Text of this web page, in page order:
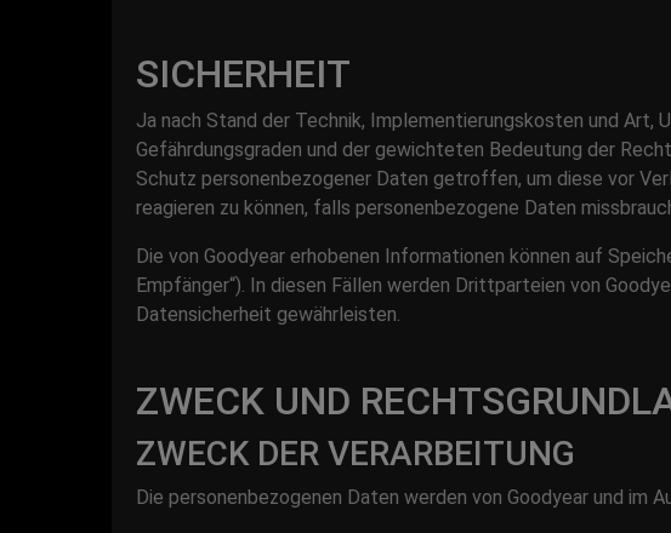
SICHERHEIT
Ja nach Stand der Technik, Implementierungskosten und Art,
Gefährdungsgraden und der gewichteten Bedeutung der
Schutz personenbezogener Daten getroffen, um diese vor
reagieren zu können, falls personenbezogene Daten
Die von Goodyear erhobenen Informationen können auf
Empfänger“). In diesen Fällen werden Drittparteien von
Datensicherheit gewährleisten.
ZWECK UND
ZWECK DER VERARBEITUNG
Die personenbezogenen Daten werden von Goodyear und